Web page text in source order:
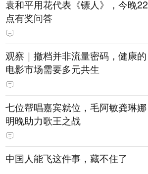
袁和平用花代表《镖人》，今晚22
点有奖问答
观察｜撤档并非流量密码，健康的
电影市场需要多元共生
七位帮唱嘉宾就位，毛阿敏龚琳娜
明晚助力歌王之战
中国人能飞这件事，藏不住了